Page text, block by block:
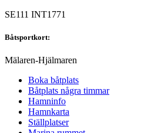
SE111 INT1771
Båtsportkort:
Mälaren-Hjälmaren​
Boka båtplats
Båtplats några timmar
Hamninfo
Hamnkarta
Ställplatser